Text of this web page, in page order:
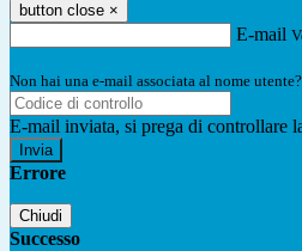
button close ×
E-mail
Non hai una e-mail associata al nome
E-mail inviata, si prega di controllare
Errore
Chiudi
Successo